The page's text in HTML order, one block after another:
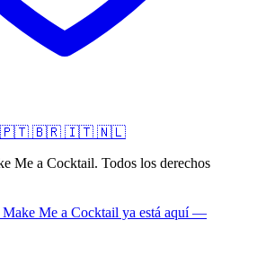
🇵🇹 🇧🇷 🇮🇹 🇳🇱
Me a Cocktail. Todos los derechos
Make Me a Cocktail ya está aquí —